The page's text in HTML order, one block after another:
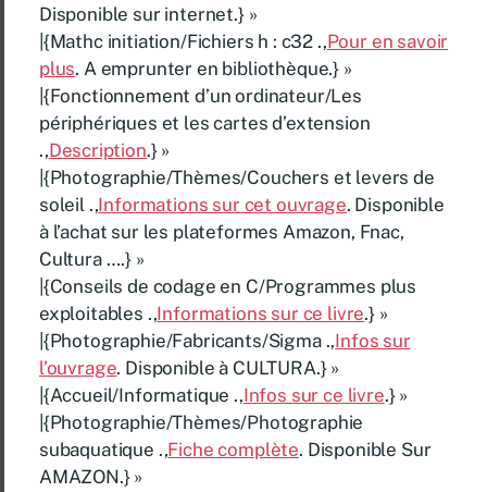
Disponible sur internet.} »
|{Mathc initiation/Fichiers h : c32 .,Pour en savoir
plus. A emprunter en bibliothèque.} »
|{Fonctionnement d’un ordinateur/Les
périphériques et les cartes d’extension
.,Description.} »
|{Photographie/Thèmes/Couchers et levers de
soleil .,Informations sur cet ouvrage. Disponible
à l’achat sur les plateformes Amazon, Fnac,
Cultura ….} »
|{Conseils de codage en C/Programmes plus
exploitables .,Informations sur ce livre.} »
|{Photographie/Fabricants/Sigma .,Infos sur
l’ouvrage. Disponible à CULTURA.} »
|{Accueil/Informatique .,Infos sur ce livre.} »
|{Photographie/Thèmes/Photographie
subaquatique .,Fiche complète. Disponible Sur
AMAZON.} »